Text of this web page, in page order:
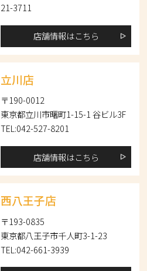
21-3711
店舗情報はこちら
立川店
〒190-0012
東京都立川市曙町1-15-1 谷ビル3F
TEL:042-527-8201
店舗情報はこちら
西八王子店
〒193-0835
東京都八王子市千人町3-1-23
TEL:042-661-3939